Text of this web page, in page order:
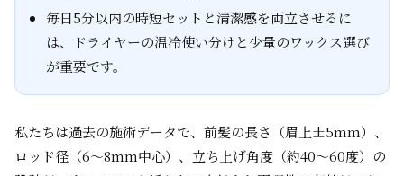
毎日5分以内の時短セットと清潔感を両立させるに
は、ドライヤーの温冷使い分けと少量のワックス選び
が重要です。
私たちは過去の施術データで、前髪の長さ（眉上±5mm）、
ロッド径（6〜8mm中心）、立ち上げ角度（約40〜60度）の